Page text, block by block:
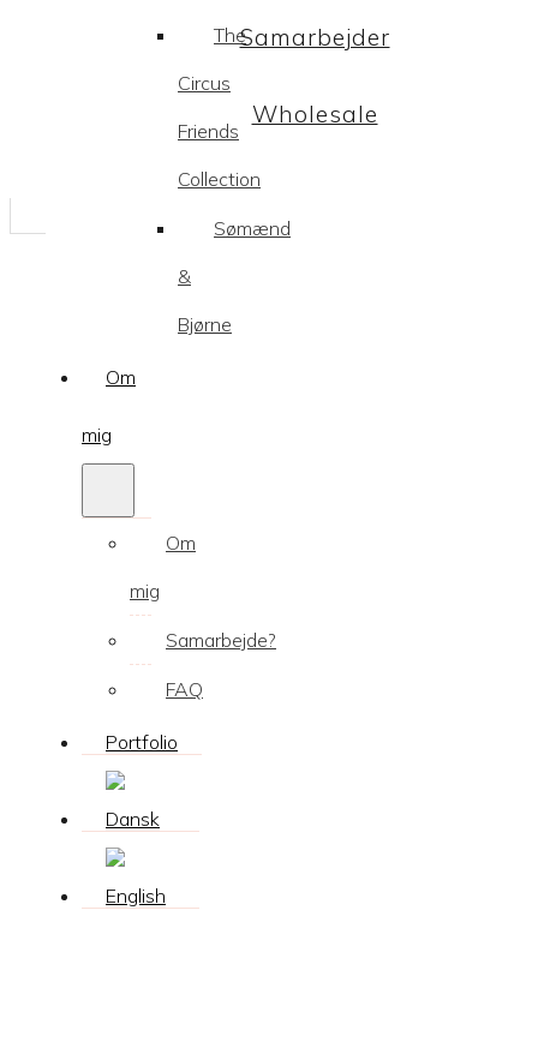
The
Circus
Friends
Collection
Sømænd
&
Bjørne
Om
mig
Om
mig
Samarbejde?
FAQ
Portfolio
Samarbejder
Wholesale